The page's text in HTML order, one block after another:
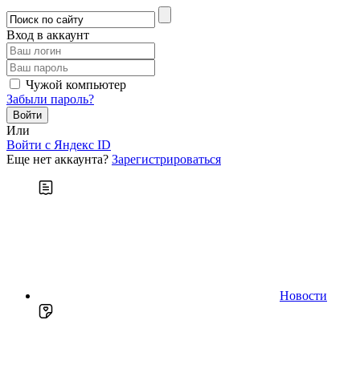
Вход в аккаунт
Чужой компьютер
Забыли пароль?
Или
Войти c Яндекс ID
Еще нет аккаунта? Зарегистрироваться
Новости